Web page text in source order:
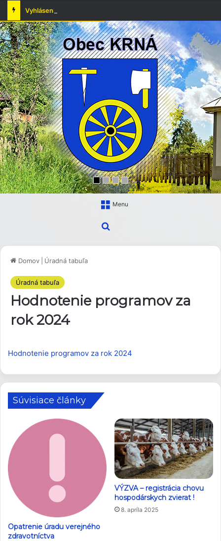
Menu
Domov Úradná tabuľa
Úradná tabuľa
Hodnotenie programov za
rok 2024
Hodnotenie programov za rok 2024
Súvisiace články
Opatrenie úradu verejného
zdravotníctva
VÝZVA – registrácia chovu
hospodárskych zvierat !
8. apríla 2025